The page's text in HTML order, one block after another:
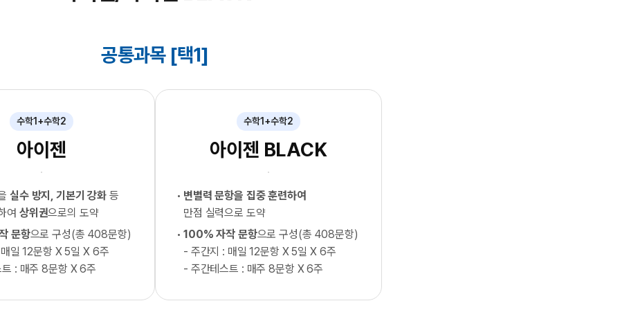
공통과목 [택1]
수학1+수학2
아이젠
실수 방지, 기본기 강화 등
여 상위권으로의 도약
문항으로 구성(총 408문항)
일 12문항 X 5일 X 6주
: 매주 8문항 X 6주
수학1+수학2
아이젠 BLACK
변별력 문항을 집중 훈련하여
만점 실력으로 도약
100% 자작 문항으로 구성(총 408문항)
- 주간지 : 매일 12문항 X 5일 X 6주
- 주간테스트 : 매주 8문항 X 6주